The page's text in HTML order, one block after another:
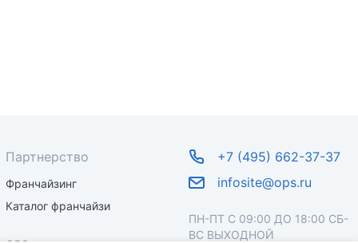
+7 (495) 662-37-37
infosite@ops.ru
ПН-ПТ С 09:00 ДО 18:00 СБ-
ВС ВЫХОДНОЙ
Партнерство
Франчайзинг
Каталог франчайзи